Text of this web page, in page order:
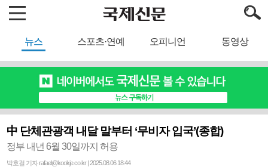
뉴스 스포츠·연예 오피니언 동영상
中 단체관광객 내달 말부터 ‘무비자 입국’(종합)
정부 내년 6월 30일까지 허용
박호걸 기자 rafael@kookje.co.kr | 2025.08.06 18:44